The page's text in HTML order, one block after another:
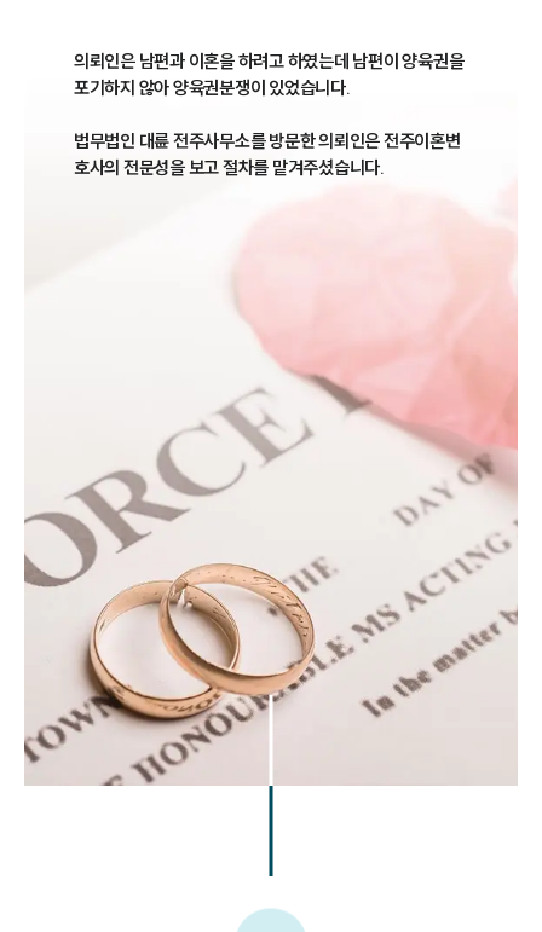
의뢰인은 남편과 이혼을 하려고 하였는데 남편이 양육권을
포기하지 않아 양육권분쟁이 있었습니다.
법무법인 대륜 전주사무소를 방문한 의뢰인은 전주이혼변
호사의 전문성을 보고 절차를 맡겨주셨습니다.